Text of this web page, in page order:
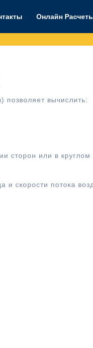
Онлайн
позволяет вычислить:
сторон или в круглом
и скорости потока